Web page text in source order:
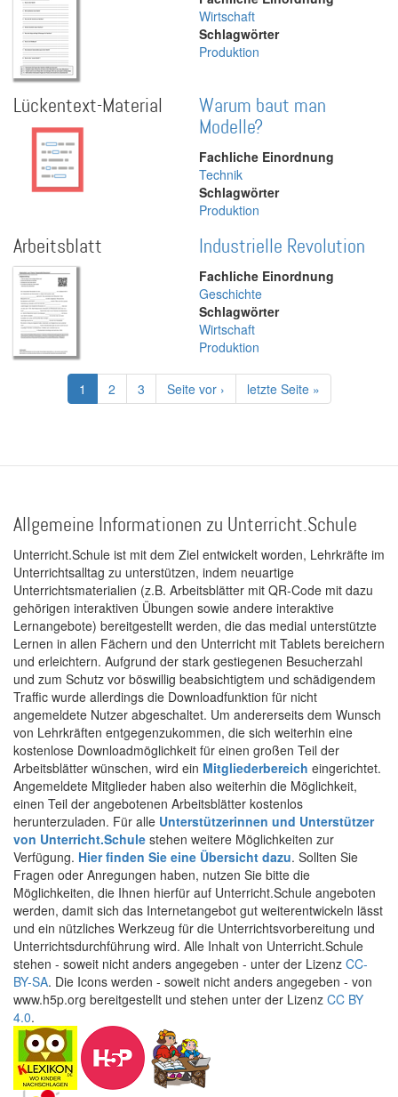
Wirtschaft
Schlagwörter
Produktion
Lückentext-Material
Warum baut man
Modelle?
Fachliche Einordnung
Technik
Schlagwörter
Produktion
Arbeitsblatt Industrielle Revolution
Fachliche Einordnung
Geschichte
Schlagwörter
Wirtschaft
Produktion
Seitennummerierung
Aktuelle
Seite
1 Page
2 Page
3
Nächste
Seite
Seite vor ›
Letzte
Seite
letzte Seite »
Allgemeine Informationen zu Unterricht.Schule
Unterricht.Schule ist mit dem Ziel entwickelt worden, Lehrkräfte im
Unterrichtsalltag zu unterstützen, indem neuartige
Unterrichtsmaterialien (z.B. Arbeitsblätter mit QR-Code mit dazu
gehörigen interaktiven Übungen sowie andere interaktive
Lernangebote) bereitgestellt werden, die das medial unterstützte
Lernen in allen Fächern und den Unterricht mit Tablets bereichern
und erleichtern. Aufgrund der stark gestiegenen Besucherzahl
und zum Schutz vor böswillig beabsichtigtem und schädigendem
Traffic wurde allerdings die Downloadfunktion für nicht
angemeldete Nutzer abgeschaltet. Um andererseits dem Wunsch
von Lehrkräften entgegenzukommen, die sich weiterhin eine
kostenlose Downloadmöglichkeit für einen großen Teil der
Arbeitsblätter wünschen, wird ein Mitgliederbereich eingerichtet.
Angemeldete Mitglieder haben also weiterhin die Möglichkeit,
einen Teil der angebotenen Arbeitsblätter kostenlos
herunterzuladen. Für alle Unterstützerinnen und Unterstützer
von Unterricht.Schule stehen weitere Möglichkeiten zur
Verfügung. Hier finden Sie eine Übersicht dazu. Sollten Sie
Fragen oder Anregungen haben, nutzen Sie bitte die
Möglichkeiten, die Ihnen hierfür auf Unterricht.Schule angeboten
werden, damit sich das Internetangebot gut weiterentwickeln lässt
und ein nützliches Werkzeug für die Unterrichtsvorbereitung und
Unterrichtsdurchführung wird. Alle Inhalt von Unterricht.Schule
stehen - soweit nicht anders angegeben - unter der Lizenz CC-
BY-SA. Die Icons werden - soweit nicht anders angegeben - von
www.h5p.org bereitgestellt und stehen unter der Lizenz CC BY
4.0.